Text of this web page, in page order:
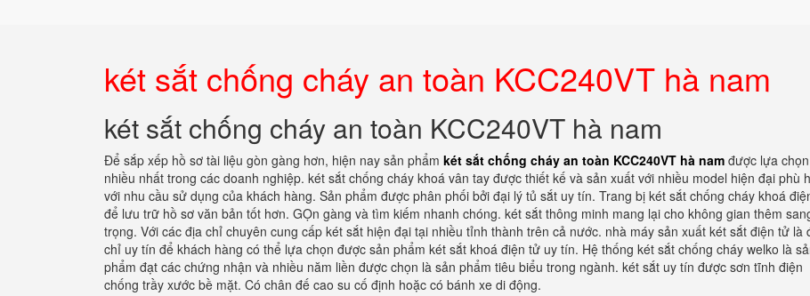
két sắt chống cháy an toàn KCC240VT hà nam
két sắt chống cháy an toàn KCC240VT hà nam
Để sắp xếp hồ sơ tài liệu gòn gàng hơn, hiện nay sản phẩm két sắt chống cháy an toàn KCC240VT hà nam được lựa chọn
nhiều nhất trong các doanh nghiệp. két sắt chống cháy khoá vân tay được thiết kế và sản xuất với nhiều model hiện đại phù
với nhu cầu sử dụng của khách hàng. Sản phẩm được phân phối bởi đại lý tủ sắt uy tín. Trang bị két sắt chống cháy khoá
để lưu trữ hồ sơ văn bản tốt hơn. GỌn gàng và tìm kiếm nhanh chóng. két sắt thông minh mang lại cho không gian thêm
trọng. Với các địa chỉ chuyên cung cấp két sắt hiện đại tại nhiều tỉnh thành trên cả nước. nhà máy sản xuất két sắt điện tử là
chỉ uy tín để khách hàng có thể lựa chọn được sản phẩm két sắt khoá điện tử uy tín. Hệ thống két sắt chống cháy welko là
phẩm đạt các chứng nhận và nhiều năm liền được chọn là sản phẩm tiêu biểu trong ngành. két sắt uy tín được sơn tĩnh điện
chống trầy xước bề mặt. Có chân đế cao su cố định hoặc có bánh xe di động.